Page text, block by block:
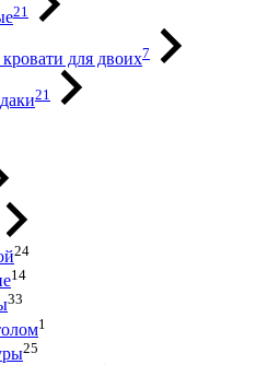
21
для двоих7
21
24
14
33
1
25